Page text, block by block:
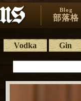
Blog
部落格
Vodka Gin